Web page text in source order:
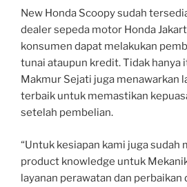
New Honda Scoopy sudah
dealer sepeda motor Honda
konsumen dapat melakukan
tunai ataupun kredit. Tidak hanya
Makmur Sejati juga menawarkan
terbaik untuk memastikan
setelah pembelian.
“Untuk kesiapan kami juga sudah
product knowledge untuk
layanan perawatan dan perbaikan